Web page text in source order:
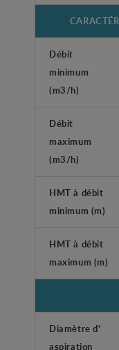
Débit
minimum
(m3/h)
Débit
maximum
(m3/h)
HMT à débit
minimum (m)
HMT à débit
maximum (m)
Diamètre d'
aspiration